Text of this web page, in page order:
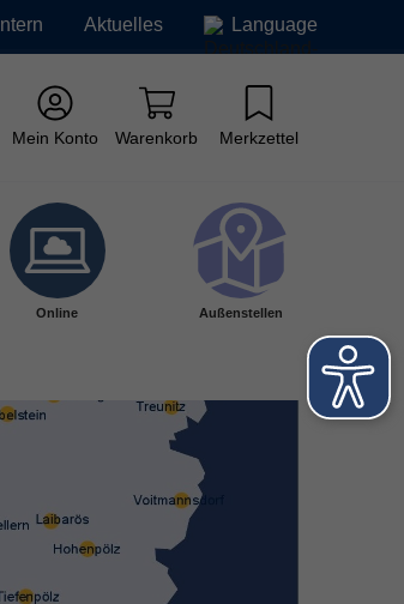
Intern Aktuelles Language
Mein Konto Warenkorb Merkzettel
Online Außenstellen